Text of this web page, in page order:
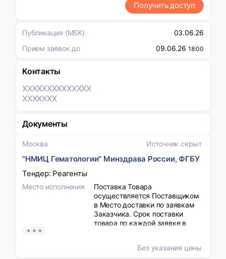
Москва Источник скрыт
"НМИЦ Гематологии" Минздрава России, ФГБУ
Тендер: Реагенты
Место исполнения
Поставка Товара
осуществляется Поставщиком
в Место доставки по заявкам
Заказчика. Срок поставки
товара по каждой заявке в
Заказчиком на адресБез указания цены
Получить доступ
Публикация (MSK)
03.06.26
Прием заявок до
09.06.26 18:00
Контакты
XXXXXXXXXXXXXX
XXXXXXX
Документы